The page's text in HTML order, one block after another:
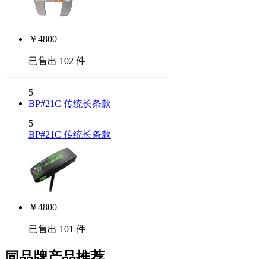
￥4800
已售出 102 件
5
BP#21C 传统长条款
5
BP#21C 传统长条款
￥4800
已售出 101 件